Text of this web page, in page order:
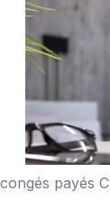
payés